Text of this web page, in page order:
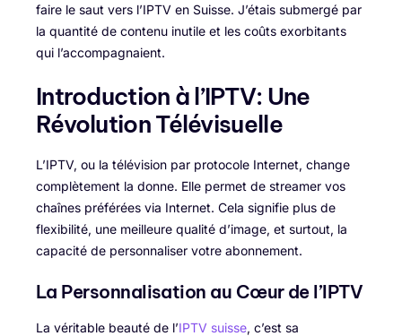
faire le saut vers l’IPTV en Suisse. J’étais submergé par
la quantité de contenu inutile et les coûts exorbitants
qui l’accompagnaient.
Introduction à l’IPTV: Une
Révolution Télévisuelle
L’IPTV, ou la télévision par protocole Internet, change
complètement la donne. Elle permet de streamer vos
chaînes préférées via Internet. Cela signifie plus de
flexibilité, une meilleure qualité d’image, et surtout, la
capacité de personnaliser votre abonnement.
La Personnalisation au Cœur de l’IPTV
La véritable beauté de l’IPTV suisse, c’est sa